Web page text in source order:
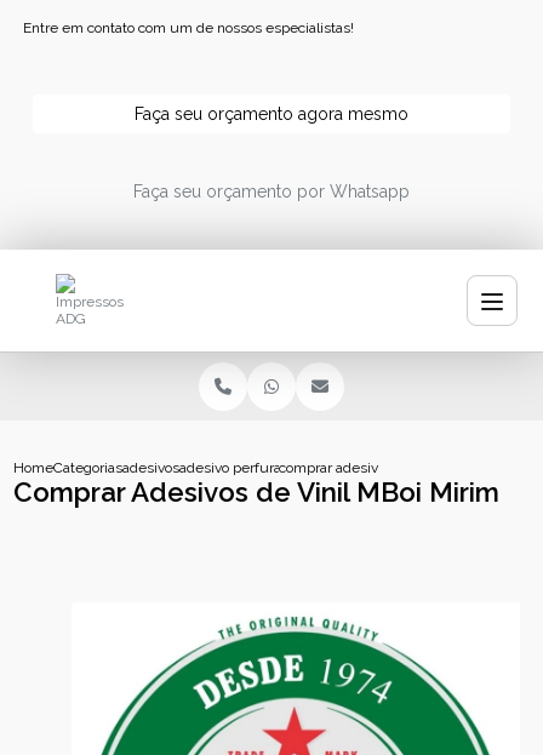
Entre em contato com um de nossos especialistas!
Faça seu orçamento agora mesmo
Faça seu orçamento por Whatsapp
HomeCategoriasadesivosadesivo perfurado personalizadocomprar adesivos de vinil mboi mirim
Comprar Adesivos de Vinil MBoi Mirim